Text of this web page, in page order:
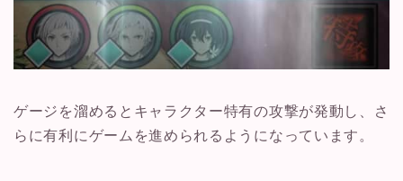
ゲージを溜めるとキャラクター特有の攻撃が発動し、さ
らに有利にゲームを進められるようになっています。